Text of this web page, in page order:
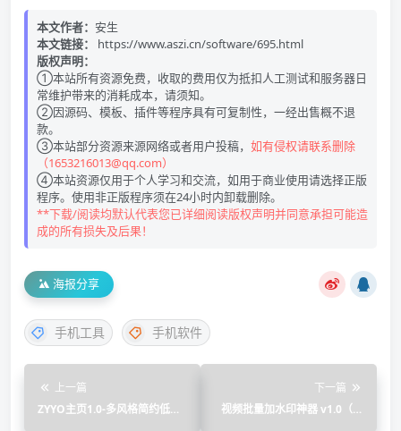
本文作者： 安生
本文链接：
https://www.aszi.cn/software/695.html
版权声明：
①本站所有资源免费，收取的费用仅为抵扣人工测试和服务器日
常维护带来的消耗成本，请须知。
②因源码、模板、插件等程序具有可复制性，一经出售概不退
款。
③本站部分资源来源网络或者用户投稿， 如有侵权请联系删除
（1653216013@qq.com）
④本站资源仅用于个人学习和交流，如用于商业使用请选择正版
程序。使用非正版程序须在24小时内卸载删除。
**下载/阅读均默认代表您已详细阅读版权声明并同意承担可能造
成的所有损失及后果！
海报分享
手机工具 手机软件
上一篇
ZYYO主页1.0-多风格简约低调
下一篇
视频批量加水印神器 v1.0（支